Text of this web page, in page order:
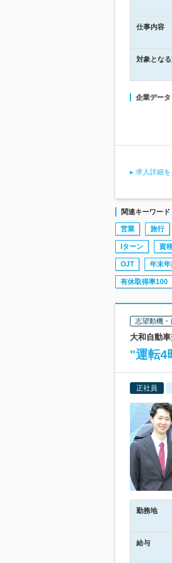
仕事内容
対象とな
企業データ
求人詳細を
関連キーワード
営業 旅行
Iターン 資
OJT 年末
有休取得率100
志望動機
大和自動
"運転4
正社員
勤務地
給与